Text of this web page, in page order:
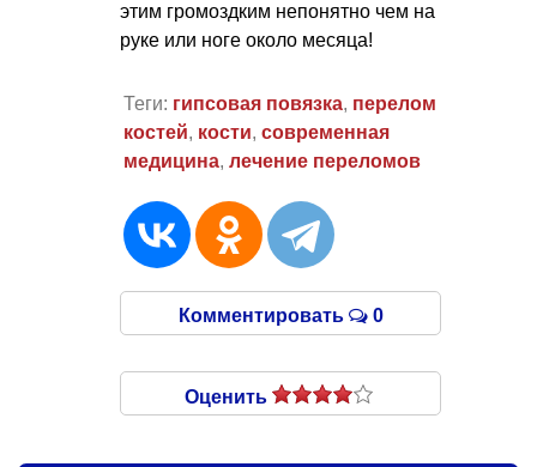
этим громоздким непонятно чем на
руке или ноге около месяца!
Теги: гипсовая повязка, перелом
костей, кости, современная
медицина, лечение переломов
Комментировать 0
Оценить